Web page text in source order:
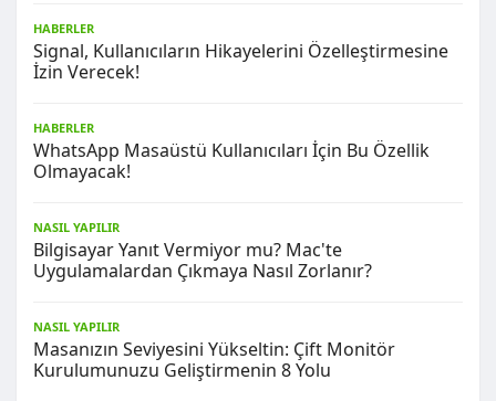
HABERLER
Signal, Kullanıcıların Hikayelerini Özelleştirmesine
İzin Verecek!
HABERLER
WhatsApp Masaüstü Kullanıcıları İçin Bu Özellik
Olmayacak!
NASIL YAPILIR
Bilgisayar Yanıt Vermiyor mu? Mac'te
Uygulamalardan Çıkmaya Nasıl Zorlanır?
NASIL YAPILIR
Masanızın Seviyesini Yükseltin: Çift Monitör
Kurulumunuzu Geliştirmenin 8 Yolu